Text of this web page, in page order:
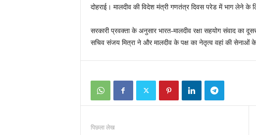
दोहराई। मालदीव की विदेश मंत्री गणतंत्र दिवस परेड में भाग लेने के
सरकारी प्रवक्ता के अनुसार भारत-मालदीव रक्षा सहयोग संवाद का
सचिव संजय मित्रा ने और मालदीव के पक्ष का नेतृत्व वहां की
पिछला लेख